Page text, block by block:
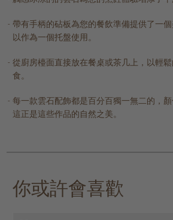
帶有手柄的砧板為您的餐飲準備提供了一
以作為一個托盤使用。
從廚房檯面直接放在餐桌或茶几上，以輕
食。
每一款雲石配飾都是百分百獨一無二的，
這正是這些作品的自然之美。
你或許會喜歡